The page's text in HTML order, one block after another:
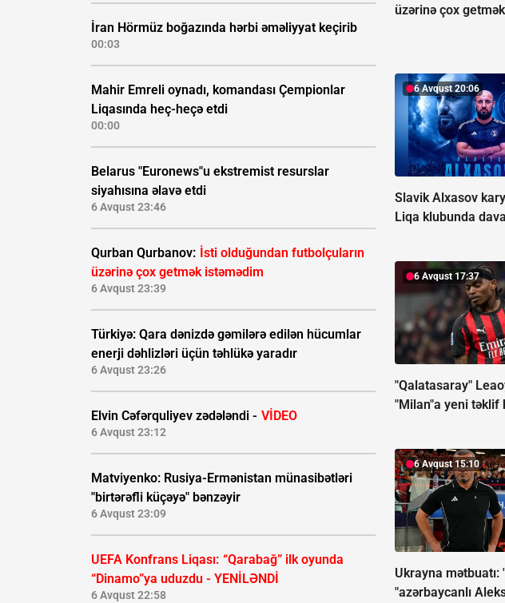
İran Hörmüz boğazında hərbi əməliyyat keçirib
00:03
Mahir Emreli oynadı, komandası Çempionlar
Liqasında heç-heçə etdi
00:00
Belarus "Euronews"u ekstremist resurslar
siyahısına əlavə etdi
6 Avqust 23:46
Qurban Qurbanov: İsti olduğundan futbolçuların
üzərinə çox getmək istəmədim
6 Avqust 23:39
Türkiyə: Qara dənizdə gəmilərə edilən hücumlar
enerji dəhlizləri üçün təhlükə yaradır
6 Avqust 23:26
Elvin Cəfərquliyev zədələndi - VİDEO
6 Avqust 23:12
Matviyenko: Rusiya-Ermənistan münasibətləri
"birtərəfli küçəyə" bənzəyir
6 Avqust 23:09
UEFA Konfrans Liqası: “Qarabağ” ilk oyunda
“Dinamo”ya uduzdu - YENİLƏNDİ
6 Avqust 22:58
üzərinə çox
6 Avqust 20:06
Slavik Alxasov
Liqa klubunda
6 Avqust 17:37
"Qalatasaray"
"Milan"a yeni təklif
6 Avqust 15:10
Ukrayna mətbuatı:
"azərbaycanlı